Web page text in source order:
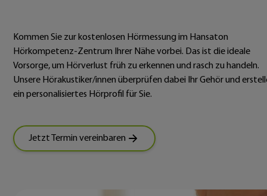
Kommen Sie zur kostenlosen Hörmessung im Hansaton
Hörkompetenz-Zentrum Ihrer Nähe vorbei. Das ist die ideale
Vorsorge, um Hörverlust früh zu erkennen und rasch zu handeln.
Unsere Hörakustiker/innen überprüfen dabei Ihr Gehör und
ein personalisiertes Hörprofil für Sie.
Jetzt Termin vereinbaren